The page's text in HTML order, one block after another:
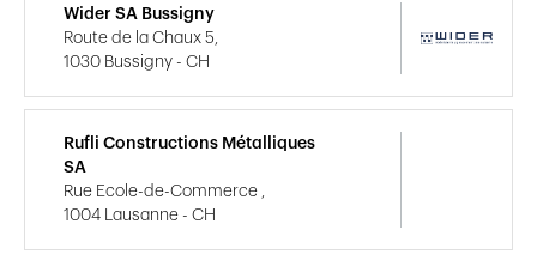
Wider SA Bussigny
Route de la Chaux 5,
1030 Bussigny - CH
Rufli Constructions Métalliques
SA
Rue Ecole-de-Commerce ,
1004 Lausanne - CH